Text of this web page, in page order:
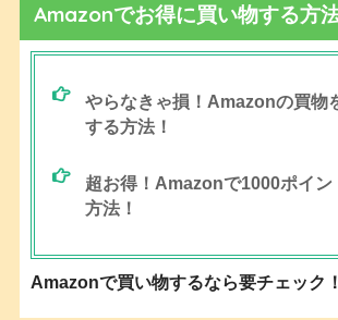
Amazonでお得に買い物する方
やらなきゃ損！Amazonの買物
する方法！
超お得！Amazonで1000ポイン
方法！
Amazonで買い物するなら要チェック